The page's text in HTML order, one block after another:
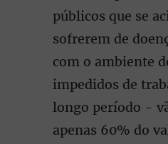
públicos que se
sofrerem de
com o ambiente
impedidos de
longo período -
apenas 60% do